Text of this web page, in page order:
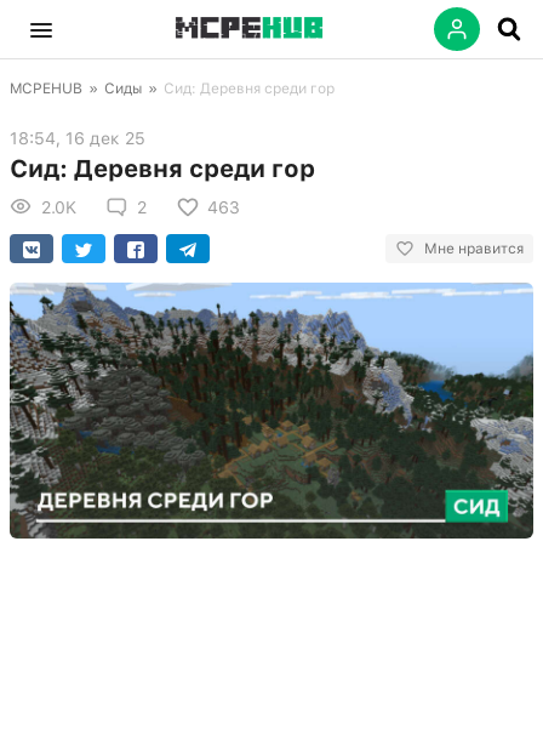
MCPEHUB » Сиды » Сид: Деревня среди гор
18:54, 16 дек 25
Сид: Деревня среди гор
2.0K 2 463
Мне нравится